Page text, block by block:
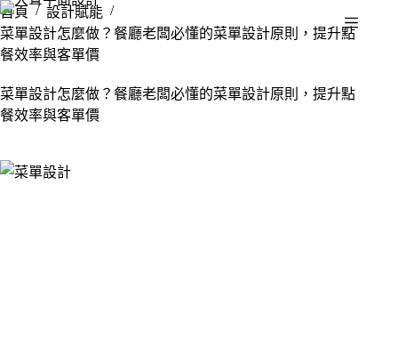
首頁 / 設計賦能 /
菜單設計怎麼做？餐廳老闆必懂的菜單設計原則，提升點
餐效率與客單價
菜單設計怎麼做？餐廳老闆必懂的菜單設計原則，提升點
餐效率與客單價